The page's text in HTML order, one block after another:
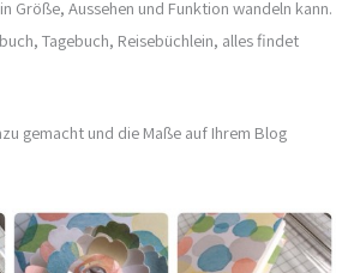
Größe, Aussehen und Funktion wandeln kann.
Tagebuch, Reisebüchlein, alles findet
gemacht und die Maße auf Ihrem Blog